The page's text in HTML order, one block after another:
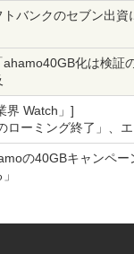
バンクのセブン出資
ahamo40GB化は検証
界 Watch」]
ローミング終了」、エ
課題
の40GBキャンペー